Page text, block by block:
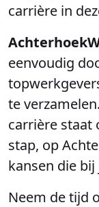
carrière in
eenvoudig
te
carrière staat
stap, op
kansen die
Neem de tijd